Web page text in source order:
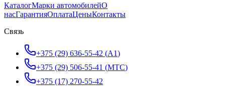
КаталогМарки автомобилейО
насГарантияОплатаЦеныКонтакты
Связь
+375 (29) 636-55-42 (A1)
+375 (29) 506-55-41 (МТС)
+375 (17) 270-55-42